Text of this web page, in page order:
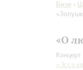
Бизе -
«О
«Эссе-